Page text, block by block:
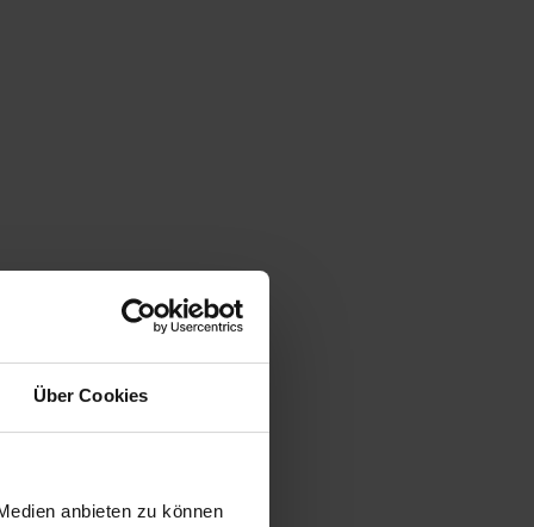
Über Cookies
anbieten zu können